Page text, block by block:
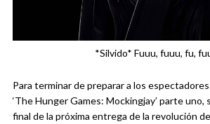
*Silvido* Fuuu, fuuu, fu,
Para terminar de preparar a los
‘The Hunger Games: Mockingjay’ parte
final de la próxima entrega de la revolución